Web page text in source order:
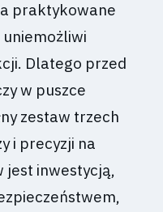
praktykowane
Dlatego przed
w puszce
zestaw trzech
i precyzji na
jest inwestycją,